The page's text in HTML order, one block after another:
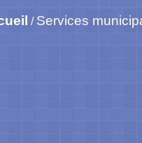
/ Services